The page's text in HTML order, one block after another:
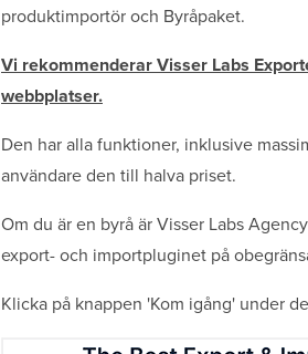
produktimportör och Byråpaket.
Vi rekommenderar Visser Labs
webbplatser.
Den har alla funktioner, inklusive
användare den till halva priset.
Om du är en byrå är Visser Labs
export- och importpluginet på
Klicka på knappen 'Kom igång' under